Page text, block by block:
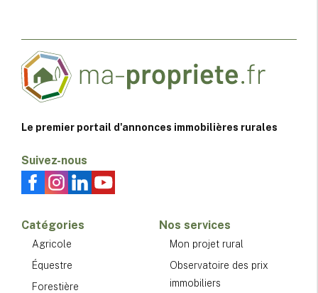
Le premier portail d'annonces immobilières rurales
Suivez-nous
Catégories
Agricole
Équestre
Forestière
Nos services
Mon projet rural
Observatoire des prix
immobiliers